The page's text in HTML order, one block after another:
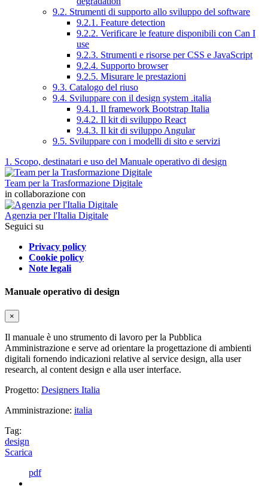
9.2. Strumenti di supporto allo sviluppo del software
9.2.1. Feature detection
9.2.2. Verificare le feature disponibili con Can I
use
9.2.3. Strumenti e risorse per CSS e JavaScript
9.2.4. Supporto browser
9.2.5. Misurare le prestazioni
9.3. Catalogo del riuso
9.4. Sviluppare con il design system .italia
9.4.1. Il framework Bootstrap Italia
9.4.2. Il kit di sviluppo React
9.4.3. Il kit di sviluppo Angular
9.5. Sviluppare con i modelli di sito e servizi
1. Scopo, destinatari e uso del Manuale operativo di design
Team per la Trasformazione Digitale
in collaborazione con
Agenzia per l'Italia Digitale
Seguici su
Privacy policy
Cookie policy
Note legali
Manuale operativo di design
×
Il manuale è uno strumento di lavoro per la Pubblica
Amministrazione e serve ad orientare la progettazione di ambienti
digitali fornendo indicazioni relative al service design, alla user
research, al content design e alla user interface.
Progetto: Designers Italia
Amministrazione: italia
Tag:
design
Scarica
pdf